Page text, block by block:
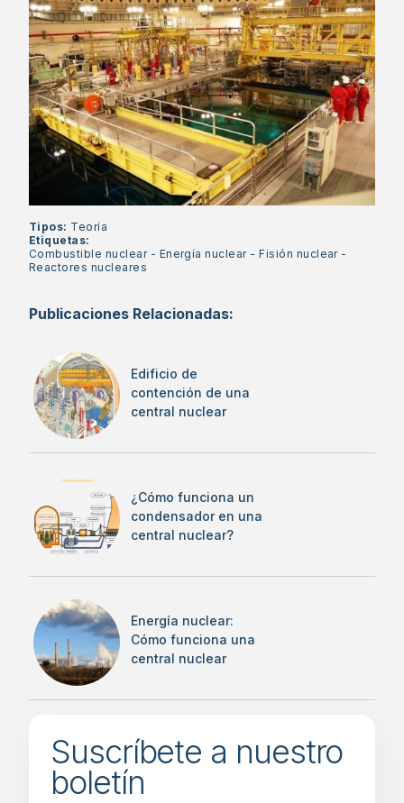
Tipos: Teoría
Etiquetas:
Combustible nuclear- Energía nuclear-Fisión nuclear-
Reactores nucleares
Publicaciones Relacionadas:
Edificio de
contención de una
central nuclear
¿Cómo funciona un
condensador en una
central nuclear?
Energía nuclear:
Cómo funciona una
central nuclear
Suscríbete a nuestro
boletín